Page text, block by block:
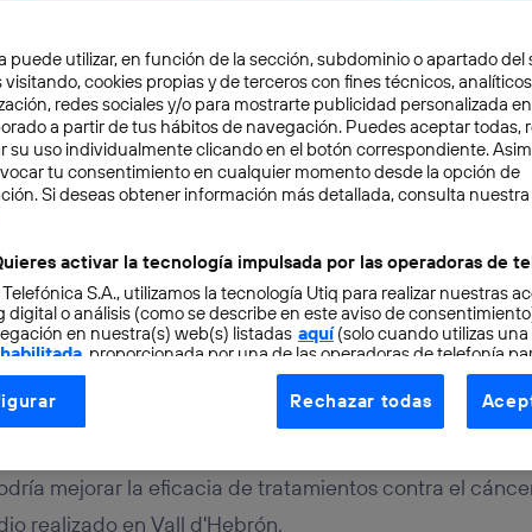
2 min
contra el cáncer
mejorar la eficacia de tratamientos contra el
realizado en Vall d'Hebrón.
puede utilizar, en función de la sección, subdominio o apartado del
visitando, cookies propias y de terceros con fines técnicos,
redes sociales y/o para mostrarte publicidad personalizada
a partir de tus hábitos de navegación. Puedes aceptar todas,
su uso individualmente clicando en el botón correspondiente.
tu consentimiento en cualquier momento desde la opción de
Si deseas obtener información más detallada, consulta nuestra
activar la tecnología impulsada por las operadoras de
S.A., utilizamos la tecnología Utiq para realizar nuestras
digital o análisis (como se describe en este aviso de
en nuestra(s) web(s) listadas aquí(solo cuando utilizas una
, proporcionada por una de las operadoras de telefonía
consentimiento en cada página web).
Utiq está diseñada con la privacidad como prioridad
tu dirección IP y otra información de la cuenta de cliente de
a la conexión que utilizas (p. ej., número de teléfono móvil).
Rechazar todas